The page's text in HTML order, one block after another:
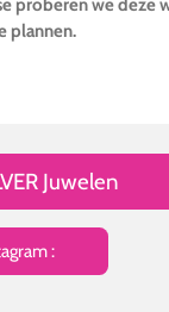
proberen we deze
plannen.
Juwelen
: